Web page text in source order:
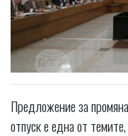
Предложение за
отпуск е една от